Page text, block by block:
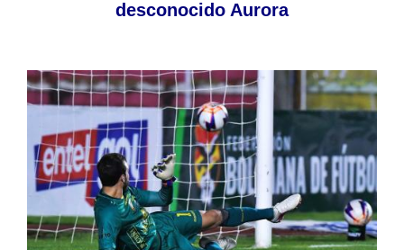
desconocido Aurora